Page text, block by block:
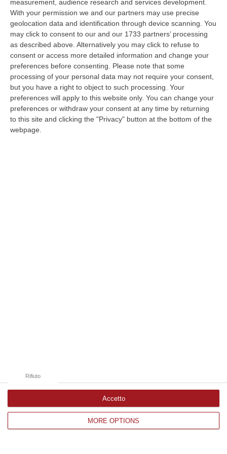
measurement, audience research and services development.
With your permission we and our partners may use precise
geolocation data and identification through device scanning. You
may click to consent to our and our 1733 partners’ processing
as described above. Alternatively you may click to refuse to
consent or access more detailed information and change your
preferences before consenting. Please note that some
processing of your personal data may not require your consent,
but you have a right to object to such processing. Your
preferences will apply to this website only. You can change your
preferences or withdraw your consent at any time by returning
to this site and clicking the "Privacy" button at the bottom of the
webpage.
MORE OPTIONS
Rifiuto
Accetto
Blitz Nel Cosentino, Scoperta Coltivazione Di Marijuana.
Sequestrate 200 Piante – VIDEO
“COSENZA I Finanzieri del Comando Provinciale Cosenza, nell’ambito di
specifica attività di controllo del territorio finalizzata alla preven…
07 Agosto, 8:51
Entra In Un Terreno E Ruba Dodici Galline Nel Crotonese,
Denunciato Per Furto
“PETILIA POLICASTRO Nell’ambito dell’intensificazione dei servizi di
controllo del territorio disposti dalla Compagnia Carabinieri di Petili…
Corriere delle Calabria è una testata giornalistica di News&Com S.r.l